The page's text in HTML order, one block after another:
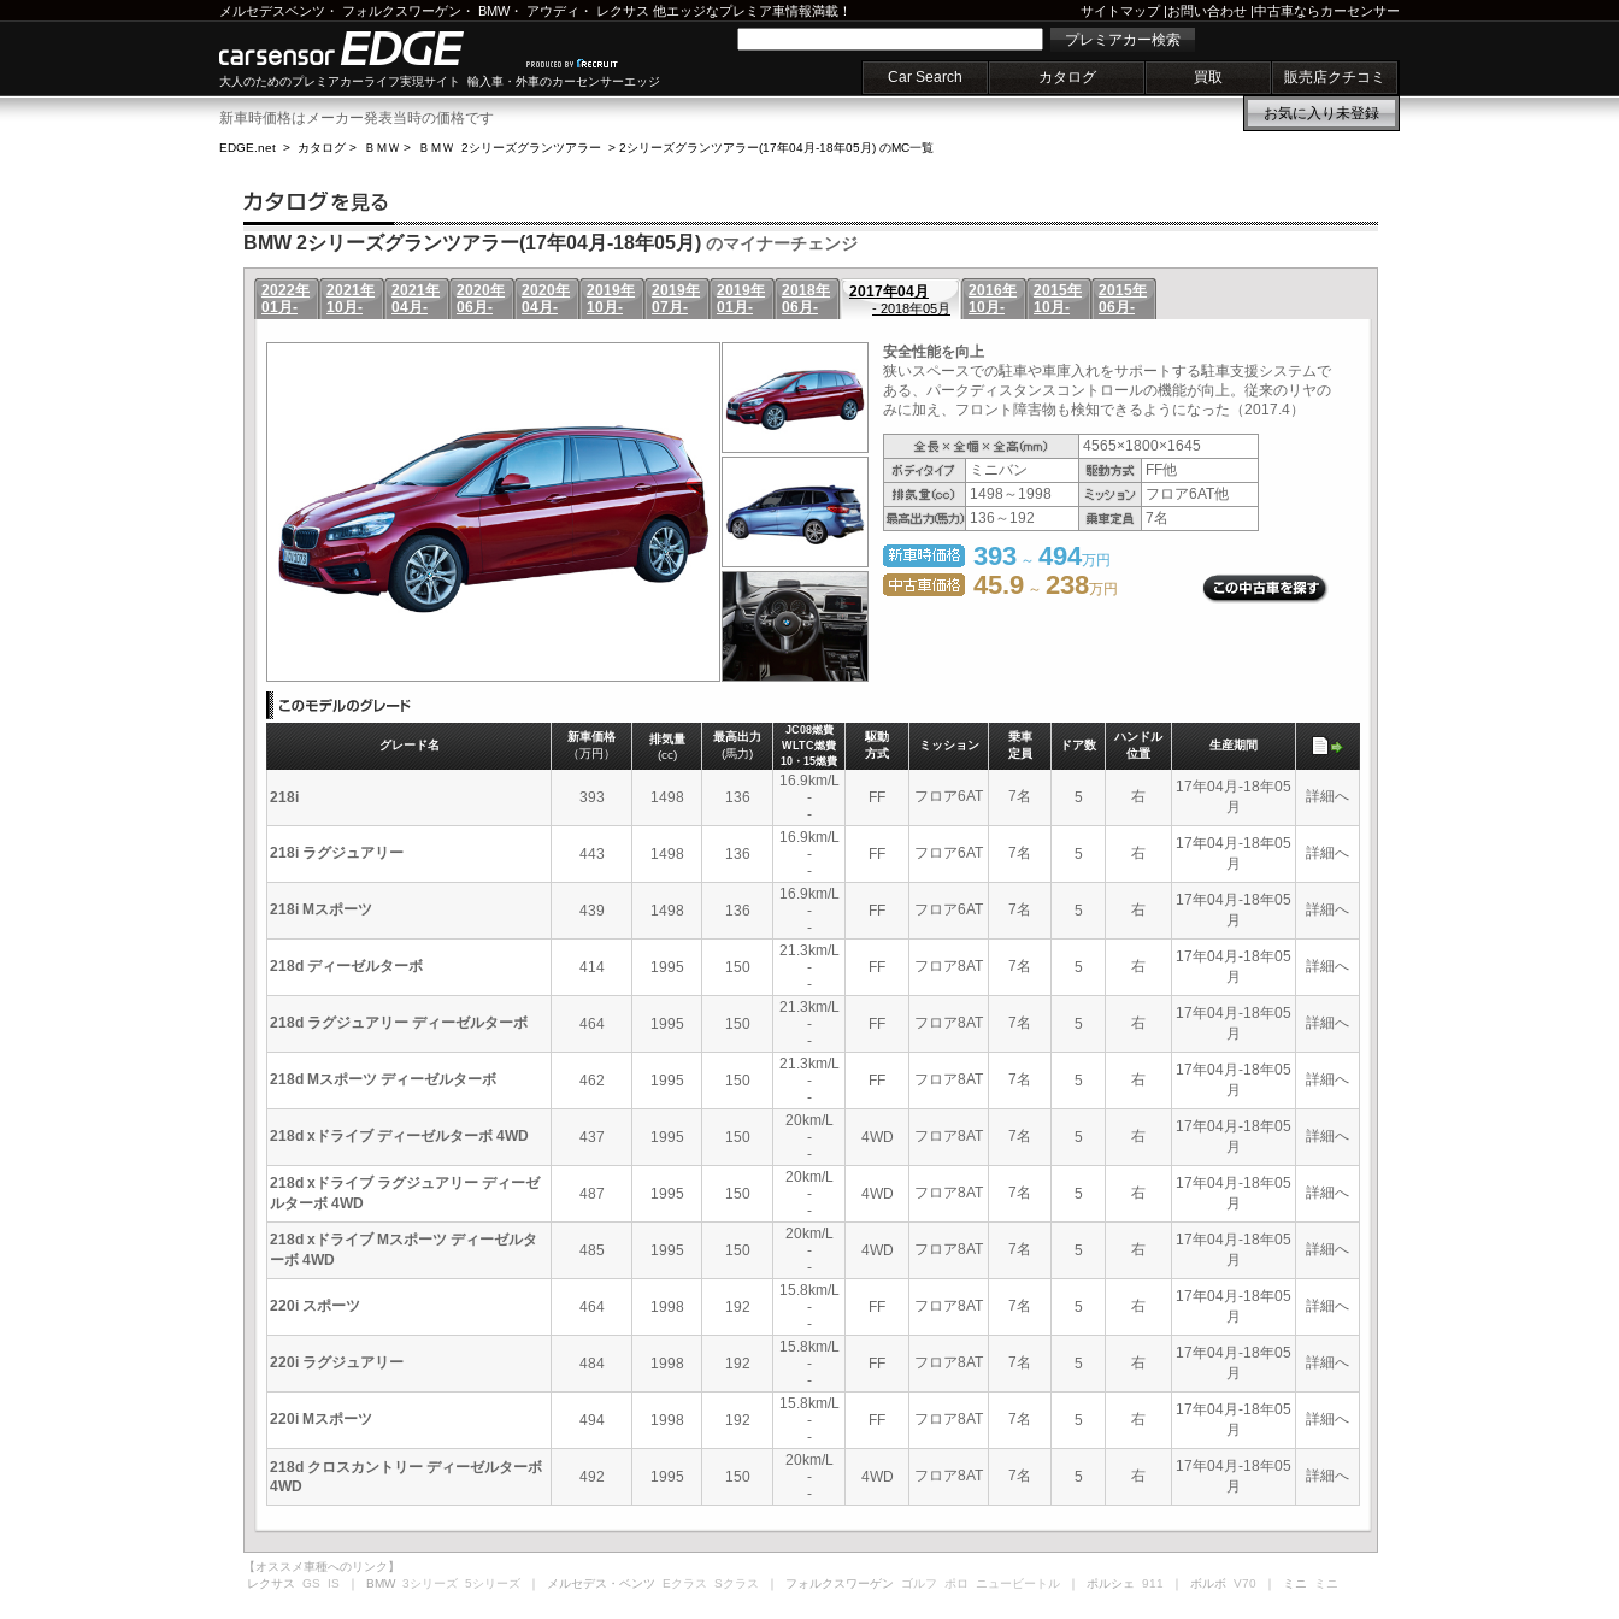
メルセデスベンツ ・ フォルクスワーゲン ・ BMW・ アウディ ・ レクサス 他エッジなプレミア車情報満載！ サイトマップ|お問い合わせ |中古車ならカーセンサー
大人のためのプレミアカーライフ実現サイト 輸入車・外車のカーセンサーエッジ
プレミアカー検索
Car Search カタログ 買取 販売店クチコミ
お気に入り未登録
新車時価格はメーカー発表当時の価格です
EDGE.net > カタログ > ＢＭＷ > ＢＭＷ 2シリーズグランツアラー > 2シリーズグランツアラー(17年04月-18年05月) のMC一覧
BMW 2シリーズグランツアラー(17年04月-18年05月) のマイナーチェンジ
2022年
01月-
2021年
10月-
2021年
04月-
2020年
06月-
2020年
04月-
2019年
10月-
2019年
07月-
2019年
01月-
2018年
06月-
2017年04月
- 2018年05月
2016年
10月-
2015年
10月-
2015年
06月-
安全性能を向上
狭いスペースでの駐車や車庫入れをサポートする駐車支援システムで
ある、パークディスタンスコントロールの機能が向上。従来のリヤの
みに加え、フロント障害物も検知できるようになった（2017.4）
4565×1800×1645
ミニバン
FF他
1498～1998
フロア6AT他
136～192
7名
393 ～ 494万円
45.9 ～ 238万円
グレード名
新車価格
（万円）
排気量
(cc)
最高出力
(馬力)
JC08燃費
WLTC燃費
10・15燃費
駆動
方式
ミッション
乗車
定員
ドア数
ハンドル
位置
生産期間
218i 393 1498 136
16.9km/L
-
-
FF フロア6AT 7名 5 右
17年04月-18年05
月
詳細へ
218i ラグジュアリー 443 1498 136
16.9km/L
-
-
FF フロア6AT 7名 5 右
17年04月-18年05
月
詳細へ
218i Mスポーツ 439 1498 136
16.9km/L
-
-
FF フロア6AT 7名 5 右
17年04月-18年05
月
詳細へ
218d ディーゼルターボ 414 1995 150
21.3km/L
-
-
FF フロア8AT 7名 5 右
17年04月-18年05
月
詳細へ
218d ラグジュアリー ディーゼルターボ 464 1995 150
21.3km/L
-
-
FF フロア8AT 7名 5 右
17年04月-18年05
月
詳細へ
218d Mスポーツ ディーゼルターボ 462 1995 150
21.3km/L
-
-
FF フロア8AT 7名 5 右
17年04月-18年05
月
詳細へ
218d xドライブ ディーゼルターボ 4WD 437 1995 150
20km/L
-
-
4WD フロア8AT 7名 5 右
17年04月-18年05
月
詳細へ
218d xドライブ ラグジュアリー ディーゼ
ルターボ 4WD
487 1995 150
20km/L
-
-
4WD フロア8AT 7名 5 右
17年04月-18年05
月
詳細へ
218d xドライブ Mスポーツ ディーゼルタ
ーボ 4WD
485 1995 150
20km/L
-
-
4WD フロア8AT 7名 5 右
17年04月-18年05
月
詳細へ
220i スポーツ 464 1998 192
15.8km/L
-
-
FF フロア8AT 7名 5 右
17年04月-18年05
月
詳細へ
220i ラグジュアリー 484 1998 192
15.8km/L
-
-
FF フロア8AT 7名 5 右
17年04月-18年05
月
詳細へ
220i Mスポーツ 494 1998 192
15.8km/L
-
-
FF フロア8AT 7名 5 右
17年04月-18年05
月
詳細へ
218d クロスカントリー ディーゼルターボ
4WD
492 1995 150
20km/L
-
-
4WD フロア8AT 7名 5 右
17年04月-18年05
月
詳細へ
【オススメ車種へのリンク】
レクサス GS IS ｜ BMW 3シリーズ 5シリーズ ｜ メルセデス・ベンツ Eクラス Sクラス ｜ フォルクスワーゲン ゴルフ ポロ ニュービートル ｜ ポルシェ 911 ｜ ボルボ V70 ｜ ミニ ミニ